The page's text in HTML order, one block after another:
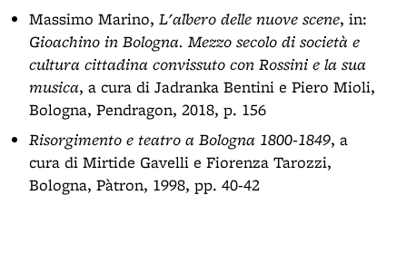
Massimo Marino, L'albero delle nuove scene, in:
Gioachino in Bologna. Mezzo secolo di società e
cultura cittadina convissuto con Rossini e la sua
musica, a cura di Jadranka Bentini e Piero Mioli,
Bologna, Pendragon, 2018, p. 156
Risorgimento e teatro a Bologna 1800-1849, a
cura di Mirtide Gavelli e Fiorenza Tarozzi,
Bologna, Pàtron, 1998, pp. 40-42